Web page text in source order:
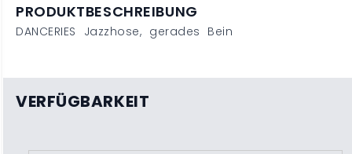
PRODUKTBESCHREIBUNG
DANCERIES Jazzhose, gerades Bein
VERFÜGBARKEIT